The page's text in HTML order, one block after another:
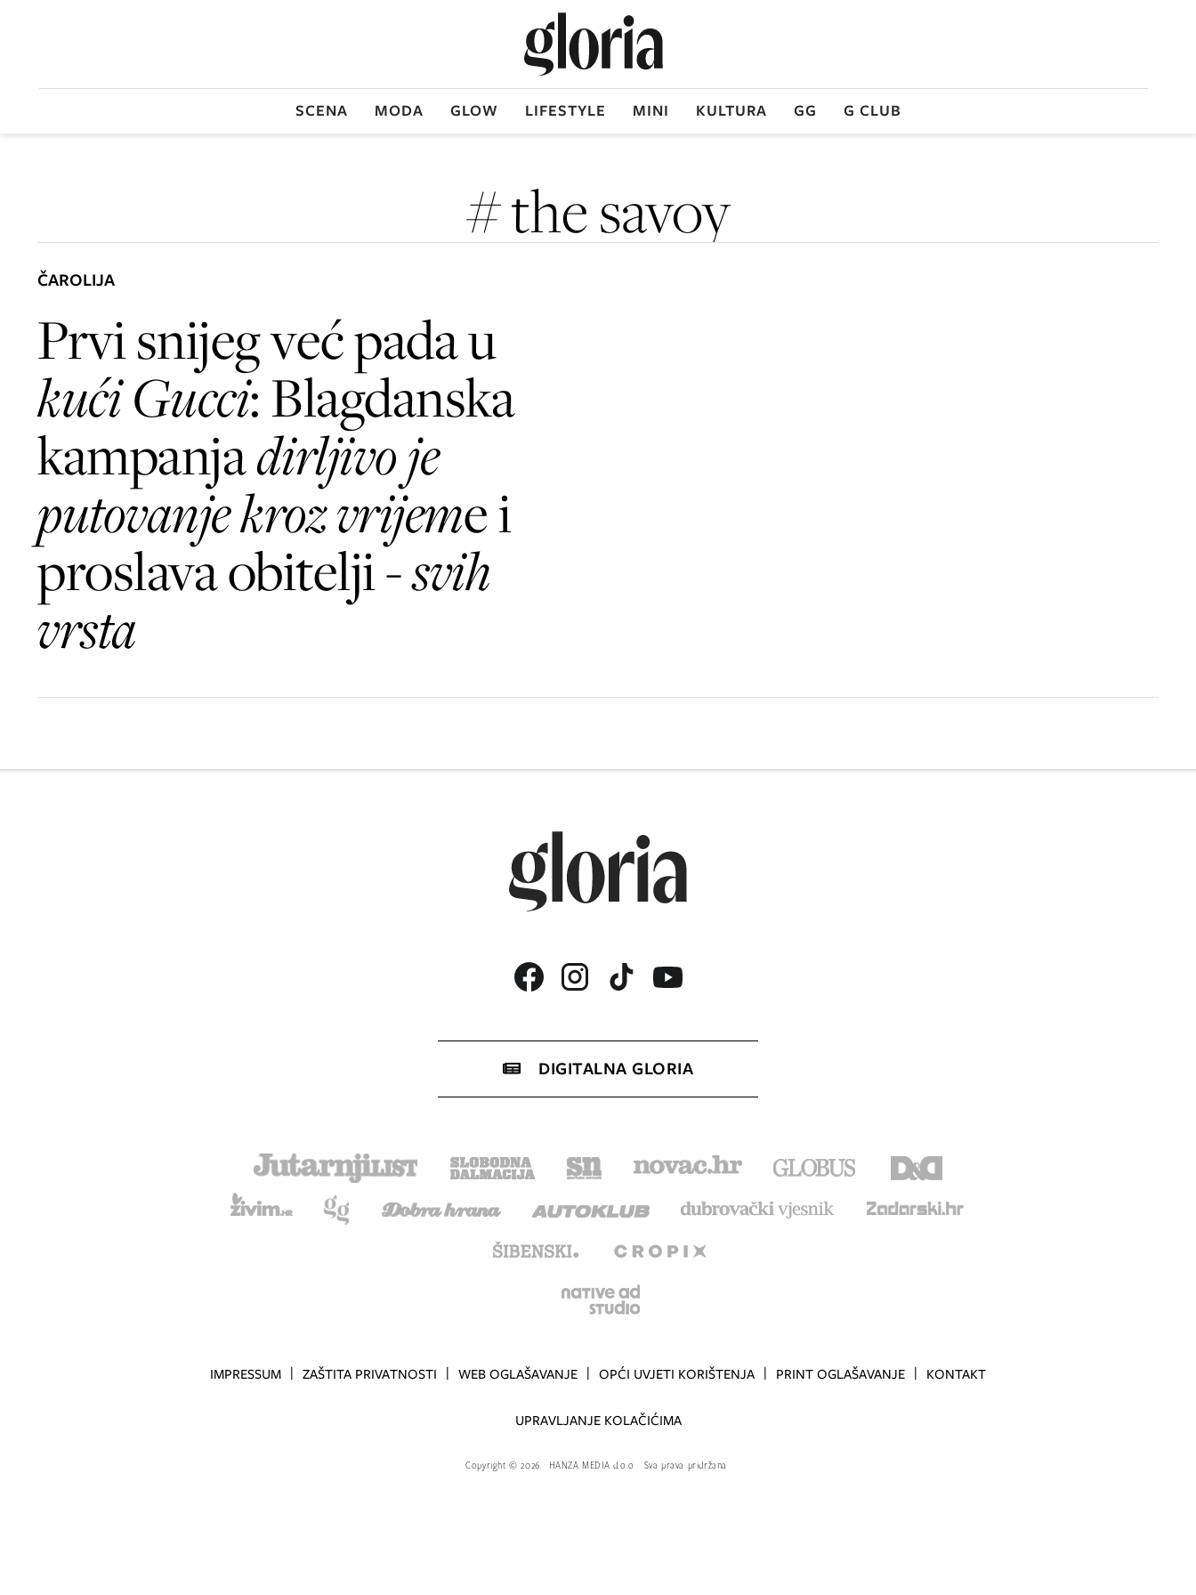
SCENA MODA GLOW LIFESTYLE MINI KULTURA GG G CLUB
# the savoy
ČAROLIJA
Prvi snijeg već pada u
kući Gucci: Blagdanska
kampanjadirljivo je
putovanje kroz vrijeme i
proslava obitelji -svih
vrsta
DIGITALNA GLORIA
IMPRESSUM ZAŠTITA PRIVATNOSTI WEB OGLAŠAVANJE OPĆI UVJETI KORIŠTENJA PRINT OGLAŠAVANJE KONTAKT
UPRAVLJANJE KOLAČIĆIMA
Copyright© 2026. HANZA MEDIA d.o.o Sva prava pridržana